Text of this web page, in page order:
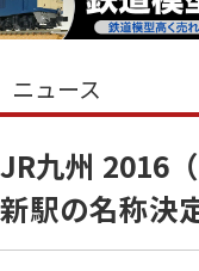
ニュース
JR九州 2016
新駅の名称決